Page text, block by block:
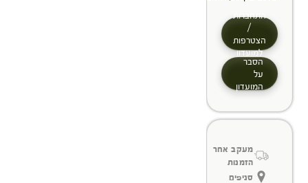
התחברות
/
הצטרפות
למועדון
הסבר
על
המועדון
מעקב אחר
הזמנות
סניפים